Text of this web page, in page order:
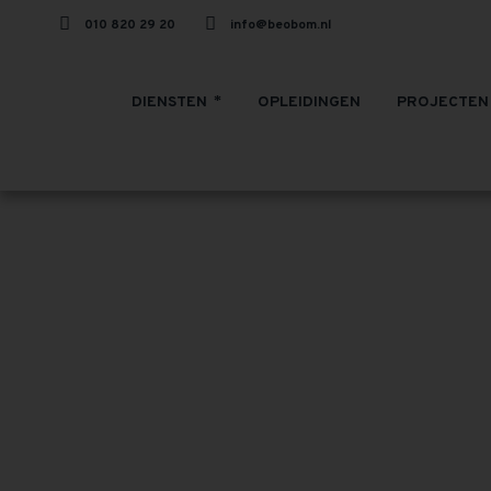
010 820 29 20 info@beobom.nl
DIENSTEN OPLEIDINGEN PROJECTEN